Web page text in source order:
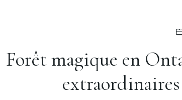
Forêt magique en
extraordinaires